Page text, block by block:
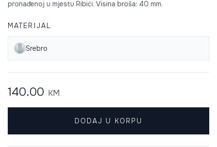
pronađenoj u mjestu Ribići. Visina broša: 40 mm.
MATERIJAL
Srebro
140.00 KM
DODAJ U KORPU